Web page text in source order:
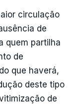
circulação
de
quem partilha
de
que haverá,
deste tipo
de